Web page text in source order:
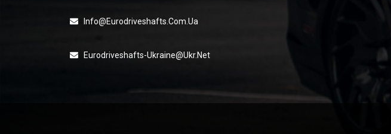
Info@eurodriveshafts.com.ua
Eurodriveshafts-Ukraine@ukr.net